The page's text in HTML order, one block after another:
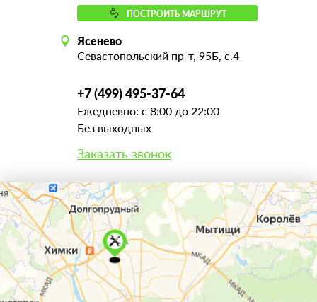
ПОСТРОИТЬ МАРШРУТ
Ясенево
Севастопольский пр-т, 95Б, с.4
+7 (499) 495-37-64
Ежедневно: с 8:00 до 22:00
Без выходных
Заказать звонок